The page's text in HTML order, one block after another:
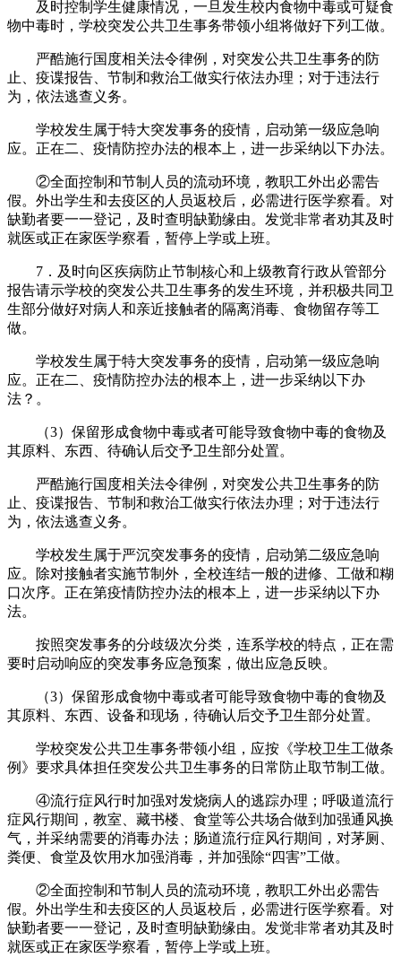
及时控制学生健康情况，一旦发生校内食物中毒或可疑食
物中毒时，学校突发公共卫生事务带领小组将做好下列工做。
严酷施行国度相关法令律例，对突发公共卫生事务的防
止、疫谍报告、节制和救治工做实行依法办理；对于违法行
为，依法逃查义务。
学校发生属于特大突发事务的疫情，启动第一级应急响
应。正在二、疫情防控办法的根本上，进一步采纳以下办法。
②全面控制和节制人员的流动环境，教职工外出必需告
假。外出学生和去疫区的人员返校后，必需进行医学察看。对
缺勤者要一一登记，及时查明缺勤缘由。发觉非常者劝其及时
就医或正在家医学察看，暂停上学或上班。
7．及时向区疾病防止节制核心和上级教育行政从管部分
报告请示学校的突发公共卫生事务的发生环境，并积极共同卫
生部分做好对病人和亲近接触者的隔离消毒、食物留存等工
做。
学校发生属于特大突发事务的疫情，启动第一级应急响
应。正在二、疫情防控办法的根本上，进一步采纳以下办
法？。
（3）保留形成食物中毒或者可能导致食物中毒的食物及
其原料、东西、待确认后交予卫生部分处置。
严酷施行国度相关法令律例，对突发公共卫生事务的防
止、疫谍报告、节制和救治工做实行依法办理；对于违法行
为，依法逃查义务。
学校发生属于严沉突发事务的疫情，启动第二级应急响
应。除对接触者实施节制外，全校连结一般的进修、工做和糊
口次序。正在第疫情防控办法的根本上，进一步采纳以下办
法。
按照突发事务的分歧级次分类，连系学校的特点，正在需
要时启动响应的突发事务应急预案，做出应急反映。
（3）保留形成食物中毒或者可能导致食物中毒的食物及
其原料、东西、设备和现场，待确认后交予卫生部分处置。
学校突发公共卫生事务带领小组，应按《学校卫生工做条
例》要求具体担任突发公共卫生事务的日常防止取节制工做。
④流行症风行时加强对发烧病人的逃踪办理；呼吸道流行
症风行期间，教室、藏书楼、食堂等公共场合做到加强通风换
气，并采纳需要的消毒办法；肠道流行症风行期间，对茅厕、
粪便、食堂及饮用水加强消毒，并加强除“四害”工做。
②全面控制和节制人员的流动环境，教职工外出必需告
假。外出学生和去疫区的人员返校后，必需进行医学察看。对
缺勤者要一一登记，及时查明缺勤缘由。发觉非常者劝其及时
就医或正在家医学察看，暂停上学或上班。